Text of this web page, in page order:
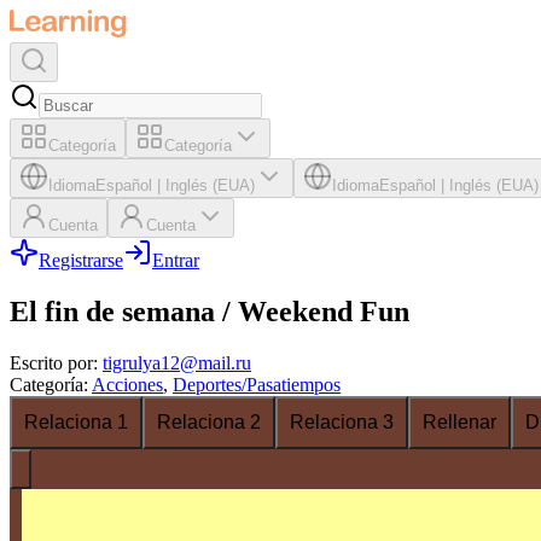
Categoría Categoría
IdiomaEspañol Inglés (EUA) IdiomaEspañol Inglés (EUA)
Cuenta Cuenta
Registrarse Entrar
El fin de semana / Weekend Fun
Escrito por: tigrulya12@mail.ru
Categoría: Acciones, Deportes/Pasatiempos
Relaciona 1
Relaciona 2 Relaciona 3 Rellenar